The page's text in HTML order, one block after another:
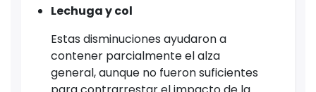
Lechuga y col
Estas disminuciones ayudaron a
contener parcialmente el alza
general, aunque no fueron suficientes